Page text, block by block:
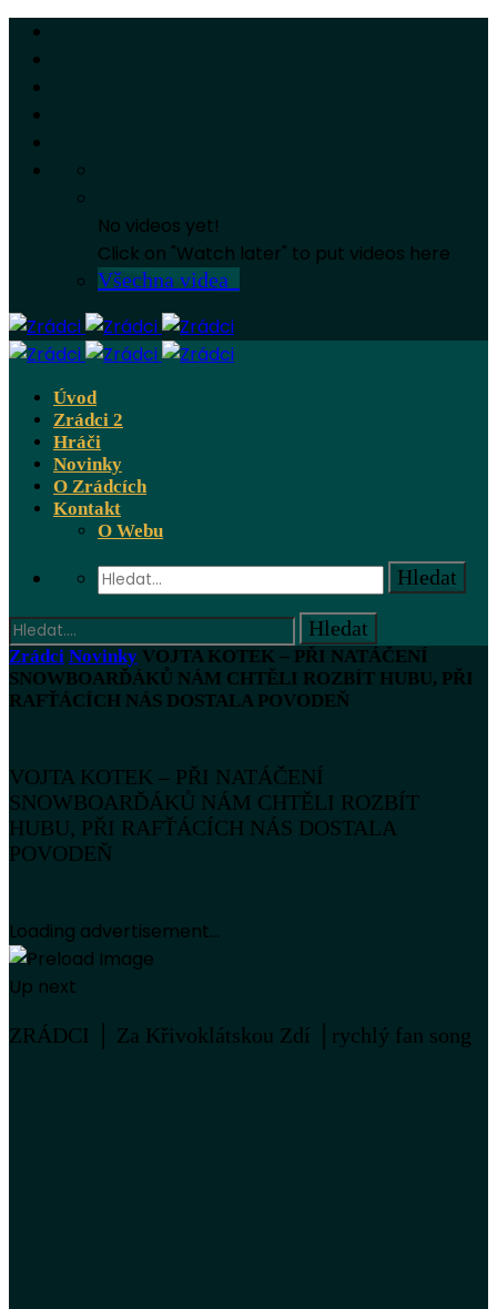
No videos yet!
Click on "Watch later" to put videos here
Všechna videa
Úvod
Zrádci 2
Hráči
Novinky
O Zrádcích
Kontakt
O Webu
Zrádci Novinky VOJTA KOTEK – PŘI NATÁČENÍ
SNOWBOARĎÁKŮ NÁM CHTĚLI ROZBÍT HUBU, PŘI
RAFŤÁCÍCH NÁS DOSTALA POVODEŇ
VOJTA KOTEK – PŘI NATÁČENÍ
SNOWBOARĎÁKŮ NÁM CHTĚLI ROZBÍT
HUBU, PŘI RAFŤÁCÍCH NÁS DOSTALA
POVODEŇ
Loading advertisement...
Up next
ZRÁDCI │ Za Křivoklátskou Zdí │rychlý fan song